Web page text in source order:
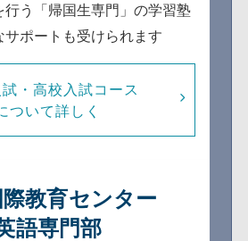
行う「帰国生専門」の学習塾
サポートも受けられます
・高校入試コース
ついて詳しく
教育センター
語専門部